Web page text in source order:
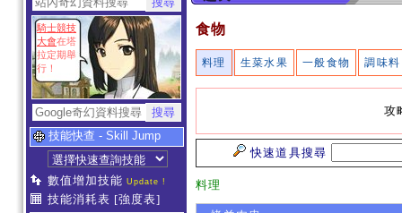
騎士競技
大會在塔
拉定期舉
行！
技能快查 - Skill Jump
數值增加技能 Update !
技能消耗表 [強度表]
食物
料理 生菜水果 一般食物 調味料
攻
快速道具搜尋
料理